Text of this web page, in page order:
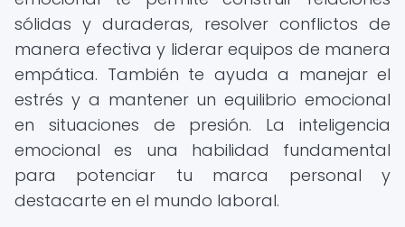
sólidas y duraderas, resolver conflictos de
manera efectiva y liderar equipos de manera
empática. También te ayuda a manejar el
estrés y a mantener un equilibrio emocional
en situaciones de presión. La inteligencia
emocional es una habilidad fundamental
para potenciar tu marca personal y
destacarte en el mundo laboral.